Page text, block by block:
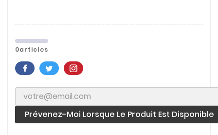
0articles
Prévenez-Moi Lorsque Le Produit Est Disponible